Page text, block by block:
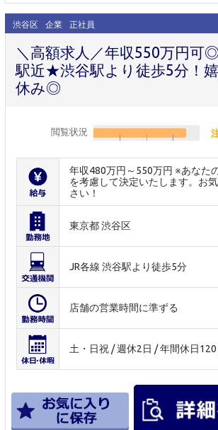
渋谷区 企業 正社員
＼高額求人／年収550万円可◎
駅近★渋谷駅より徒歩5分！
休み◎
閲覧状況
年収480万円～550万円 ※あなた
を考慮して決定いたします。お
さい！
東京都 渋谷区
JR各線 渋谷駅より徒歩5分
店舗の営業時間に準ずる
土・日祝 / 週休2日 / 年間休日120